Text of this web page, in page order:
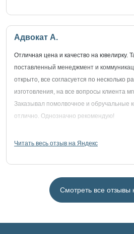
Адвокат А.
Отличная цена и качество на ювелирку.
поставленный менеджмент и
открыто, все согласуется по несколько
изготовления, на все вопросы клиента
Заказывал помолвочное и обручальные
отлично. Однозначно рекомендую!
Читать весь отзыв на Яндекс
Смотреть все отзывы